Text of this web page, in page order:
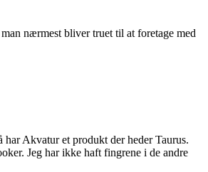
nærmest bliver truet til at foretage med
Akvatur et produkt der heder Taurus.
Jeg har ikke haft fingrene i de andre